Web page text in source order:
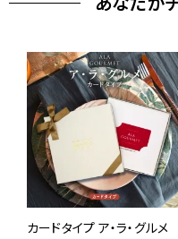
カードタイプ ア・ラ・グルメ